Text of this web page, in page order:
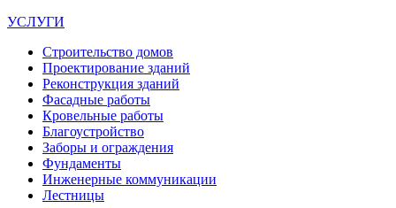
УСЛУГИ
Строительство домов
Проектирование зданий
Реконструкция зданий
Фасадные работы
Кровельные работы
Благоустройство
Заборы и ограждения
Фундаменты
Инженерные коммуникации
Лестницы